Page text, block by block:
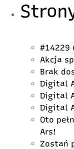
#14229
Akcja
Brak
Digital
Digital
Digital
Oto
Ars!
Zostań